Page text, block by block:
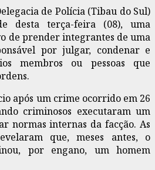
de Polícia (Tibau do Sul)
desta terça-feira (08), uma
de prender integrantes de uma
por julgar, condenar e
membros ou pessoas que
após um crime ocorrido em 26
criminosos executaram um
normas internas da facção. As
que, meses antes, o
por engano, um homem